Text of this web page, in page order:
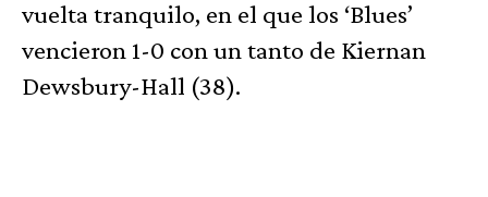
vuelta tranquilo, en el que los ‘Blues’
vencieron 1-0 con un tanto de Kiernan
Dewsbury-Hall (38).